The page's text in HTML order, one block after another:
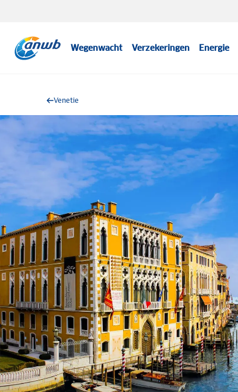
Wegenwacht Verzekeringen Energie
Venetie